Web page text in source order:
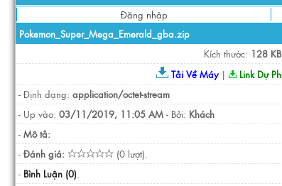
Đăng nhập
Pokemon_Super_Mega_Emerald_gba.zip
Kích thước: 128 KB
Tải Về Máy| Link Dự
- Định dạng: application/octet-stream
- Up vào: 03/11/2019, 11:05 AM - Bởi: Khách
- Mô tả:
- Đánh giá:
(0 lượt).
- Bình Luận (0).